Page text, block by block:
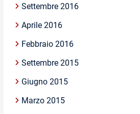
Settembre 2016
Aprile 2016
Febbraio 2016
Settembre 2015
Giugno 2015
Marzo 2015